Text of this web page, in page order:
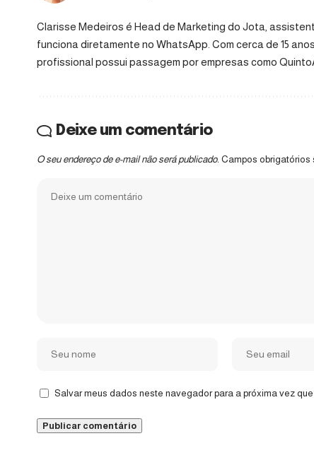
Clarisse Medeiros é Head de Marketing do Jota,
funciona diretamente no WhatsApp. Com cerca de 15
profissional possui passagem por empresas como
Deixe um comentário
O seu endereço de e-mail não será publicado. Campos obrigatórios
Salvar meus dados neste navegador para a próxima vez